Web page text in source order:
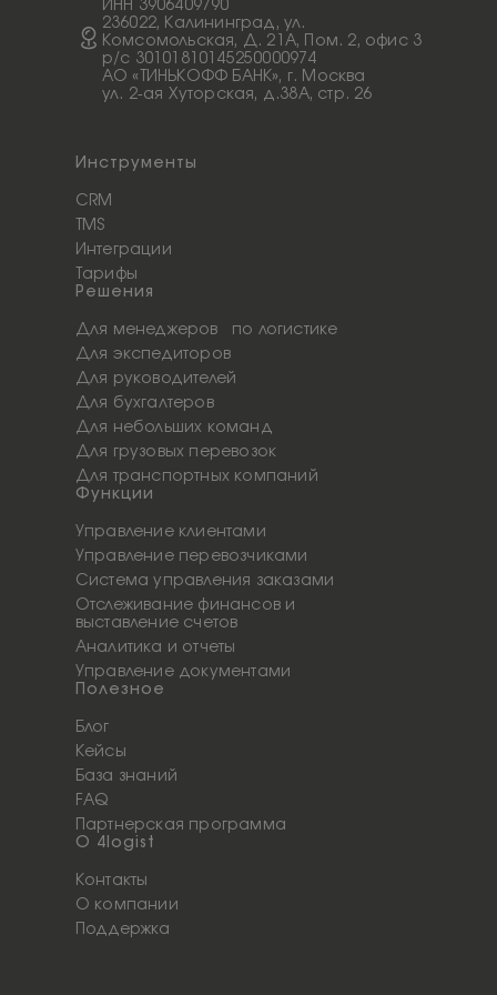
ИНН 3906409790
236022, Калининград, ул.
Комсомольская, Д. 21А, Пом. 2, офис 3
p/c 30101810145250000974
АО «ТИНЬКОФФ БАНК», г. Москва
ул. 2-ая Хуторская, д.38А, стр. 26
Инструменты
CRM
TMS
Интеграции
Тарифы
Решения
Для менеджеров по логистике
Для экспедиторов
Для руководителей
Для бухгалтеров
Для небольших команд
Для грузовых перевозок
Для транспортных компаний
Функции
Управление клиентами
Управление перевозчиками
Система управления заказами
Отслеживание финансов и
выставление счетов
Аналитика и отчеты
Управление документами
Полезное
Блог
Кейсы
База знаний
FAQ
Партнерская программа
О 4logist
Контакты
О компании
Поддержка